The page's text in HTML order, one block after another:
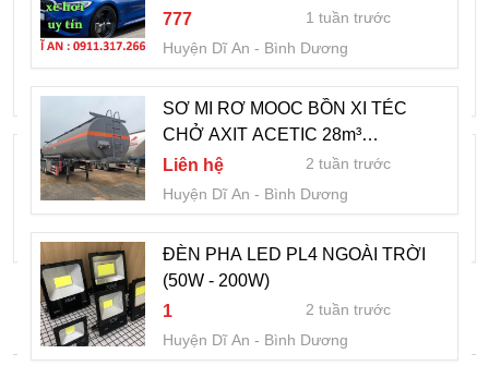
Cửa cuốn dĩ an - Công ty cửa cuốn dĩ an
Liên hệ
2 tuần trước
Bình Dương
Lắp đặt cửa cuốn tại Khu Công Nghiệp
Liên hệ
2 tuần trước
Bình Dương
TÌM NHIỀU HƠN
0911.317.233
777
1 tuần trước
Huyện Dĩ An
Bình Dương
SƠ MI RƠ MOOC BỒN XI TÉC
CHỞ AXIT ACETIC 28m³
CHUFENG PATEC
Liên hệ
2 tuần trước
Huyện Dĩ An
Bình Dương
ĐÈN PHA LED PL4 NGOÀI TRỜI
(50W - 200W)
1
2 tuần trước
Huyện Dĩ An
Bình Dương